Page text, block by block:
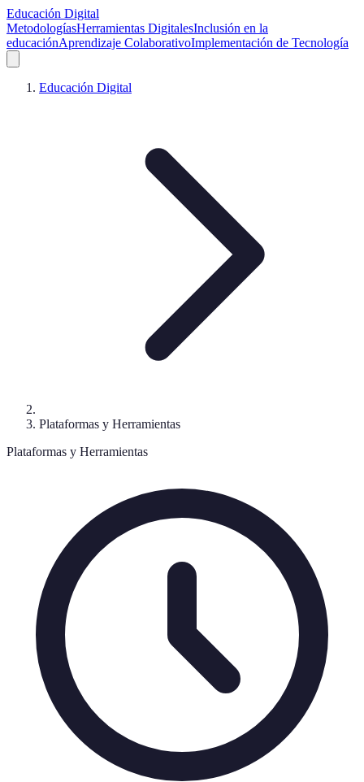
Educación Digital
MetodologíasHerramientas DigitalesInclusión en la
educaciónAprendizaje ColaborativoImplementación de Tecnología
Educación Digital
Plataformas y Herramientas
Plataformas y Herramientas